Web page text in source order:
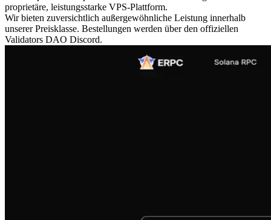
proprietäre, leistungsstarke VPS-Plattform.
Wir bieten zuversichtlich außergewöhnliche Leistung innerhalb
unserer Preisklasse. Bestellungen werden über den offiziellen
Validators DAO Discord.